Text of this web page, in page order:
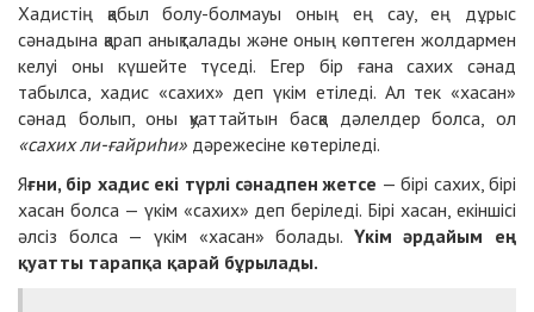
Хадистің қабыл болу-болмауы оның ең сау, ең дұрыс
сәнадына қарап анықталады және оның көптеген жолдармен
келуі оны күшейте түседі. Егер бір ғана сахих сәнад
табылса, хадис «сахих» деп үкім етіледі. Ал тек «хасан»
сәнад болып, оны қуаттайтын басқа дәлелдер болса, ол
«сахих ли-ғайриһи» дәрежесіне көтеріледі.
Яғни, бір хадис екі түрлі сәнадпен жетсе — бірі сахих, бірі
хасан болса — үкім «сахих» деп беріледі. Бірі хасан, екіншісі
әлсіз болса — үкім «хасан» болады. Үкім әрдайым ең
қуатты тарапқа қарай бұрылады.